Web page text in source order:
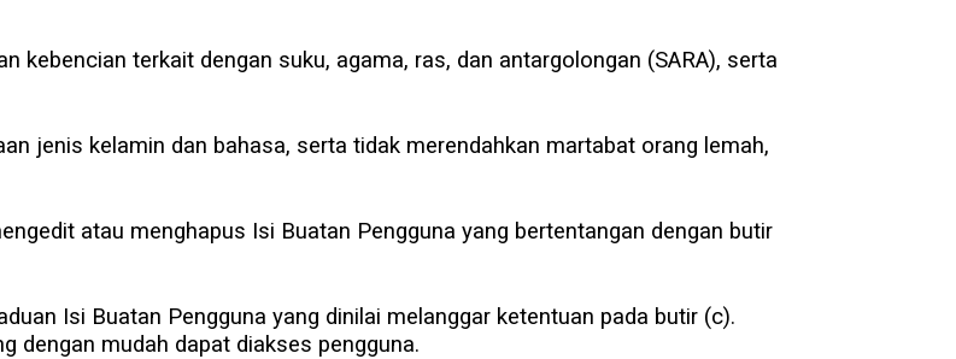
kebencian terkait dengan suku, agama, ras, dan antargolongan (SARA), serta
jenis kelamin dan bahasa, serta tidak merendahkan martabat orang lemah,
atau menghapus Isi Buatan Pengguna yang bertentangan dengan butir
Isi Buatan Pengguna yang dinilai melanggar ketentuan pada butir (c).
dengan mudah dapat diakses pengguna.